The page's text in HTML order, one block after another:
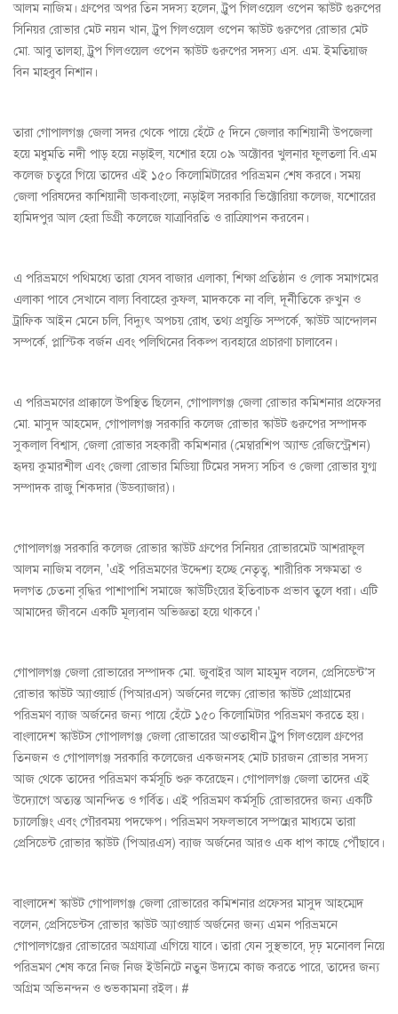
আলম নাজিম। গ্রুপের অপর তিন সদস্য হলেন, ট্রুপ গিলওয়েল ওপেন স্কাউট গুরুপের
সিনিয়র রোভার মেট নয়ন খান, ট্রুপ গিলওয়েল ওপেন স্কাউট গুরুপের রোভার মেট
মো. আবু তালহা, ট্রুপ গিলওয়েল ওপেন স্কাউট গুরুপের সদস্য এস. এম. ইমতিয়াজ
বিন মাহবুব নিশান।
তারা গোপালগঞ্জ জেলা সদর থেকে পায়ে হেঁটে ৫ দিনে জেলার কাশিয়ানী উপজেলা
হয়ে মধুমতি নদী পাড় হয়ে নড়াইল, যশোর হয়ে ০৯ অক্টোবর খুলনার ফুলতলা বি.এম
কলেজ চত্বরে গিয়ে তাদের এই ১৫০ কিলোমিটারের পরিভ্রমন শেষ করবে। সময়
জেলা পরিষদের কাশিয়ানী ডাকবাংলো, নড়াইল সরকারি ভিক্টোরিয়া কলেজ, যশোরের
হামিদপুর আল হেরা ডিগ্রী কলেজে যাত্রাবিরতি ও রাত্রিযাপন করবেন।
এ পরিভ্রমণে পথিমধ্যে তারা যেসব বাজার এলাকা, শিক্ষা প্রতিষ্ঠান ও লোক সমাগমের
এলাকা পাবে সেখানে বাল্য বিবাহের কুফল, মাদককে না বলি, দূর্নীতিকে রুখুন ও
ট্রাফিক আইন মেনে চলি, বিদ্যুৎ অপচয় রোধ, তথ্য প্রযুক্তি সম্পর্কে, স্কাউট আন্দোলন
সম্পর্কে, প্লাস্টিক বর্জন এবং পলিথিনের বিকল্প ব্যবহারে প্রচারণা চালাবেন।
এ পরিভ্রমণের প্রাক্কালে উপস্থিত ছিলেন, গোপালগঞ্জ জেলা রোভার কমিশনার প্রফেসর
মো. মাসুদ আহমেদ, গোপালগঞ্জ সরকারি কলেজ রোভার স্কাউট গুরুপের সম্পাদক
সুকলাল বিশ্বাস, জেলা রোভার সহকারী কমিশনার (মেম্বারশিপ অ্যান্ড রেজিস্ট্রেশন)
হৃদয় কুমারশীল এবং জেলা রোভার মিডিয়া টিমের সদস্য সচিব ও জেলা রোভার যুগ্ম
সম্পাদক রাজু শিকদার (উডব্যাজার)।
গোপালগঞ্জ সরকারি কলেজ রোভার স্কাউট গ্রুপের সিনিয়র রোভারমেট আশরাফুল
আলম নাজিম বলেন, 'এই পরিভ্রমণের উদ্দেশ্য হচ্ছে নেতৃত্ব, শারীরিক সক্ষমতা ও
দলগত চেতনা বৃদ্ধির পাশাপাশি সমাজে স্কাউটিংয়ের ইতিবাচক প্রভাব তুলে ধরা। এটি
আমাদের জীবনে একটি মূল্যবান অভিজ্ঞতা হয়ে থাকবে।'
গোপালগঞ্জ জেলা রোভারের সম্পাদক মো. জুবাইর আল মাহমুদ বলেন, প্রেসিডেন্ট’স
রোভার স্কাউট অ্যাওয়ার্ড (পিআরএস) অর্জনের লক্ষ্যে রোভার স্কাউট প্রোগ্রামের
পরিভ্রমণ ব্যাজ অর্জনের জন্য পায়ে হেঁটে ১৫০ কিলোমিটার পরিভ্রমণ করতে হয়।
বাংলাদেশ স্কাউটস গোপালগঞ্জ জেলা রোভারের আওতাধীন ট্রুপ গিলওয়েল গ্রুপের
তিনজন ও গোপালগঞ্জ সরকারি কলেজের একজনসহ মোট চারজন রোভার সদস্য
আজ থেকে তাদের পরিভ্রমণ কর্মসূচি শুরু করেছেন। গোপালগঞ্জ জেলা তাদের এই
উদ্যোগে অত্যন্ত আনন্দিত ও গর্বিত। এই পরিভ্রমণ কর্মসূচি রোভারদের জন্য একটি
চ্যালেঞ্জিং এবং গৌরবময় পদক্ষেপ। পরিভ্রমণ সফলভাবে সম্পন্নের মাধ্যমে তারা
প্রেসিডেন্ট রোভার স্কাউট (পিআরএস) ব্যাজ অর্জনের আরও এক ধাপ কাছে পৌঁছাবে।
বাংলাদেশ স্কাউট গোপালগঞ্জ জেলা রোভারের কমিশনার প্রফেসর মাসুদ আহম্মেদ
বলেন, প্রেসিডেন্টস রোভার স্কাউট অ্যাওয়ার্ড অর্জনের জন্য এমন পরিভ্রমনে
গোপালগঞ্জের রোভারের অগ্রযাত্রা এগিয়ে যাবে। তারা যেন সুস্থভাবে, দৃঢ় মনোবল নিয়ে
পরিভ্রমণ শেষ করে নিজ নিজ ইউনিটে নতুন উদ্যমে কাজ করতে পারে, তাদের জন্য
অগ্রিম অভিনন্দন ও শুভকামনা রইল। #